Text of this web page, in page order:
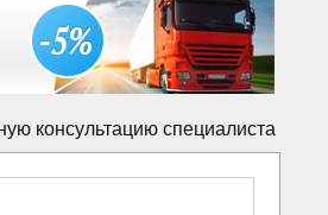
консультацию специалиста